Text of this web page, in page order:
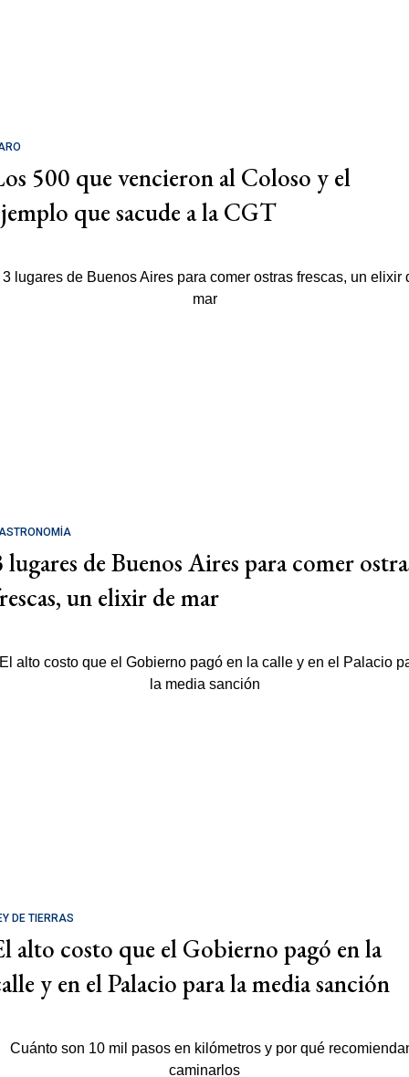
500 que vencieron al Coloso y el
que sacude a la CGT
lugares de Buenos Aires para comer
un elixir de mar
DE TIERRAS
alto costo que el Gobierno pagó en la
y en el Palacio para la media sanción